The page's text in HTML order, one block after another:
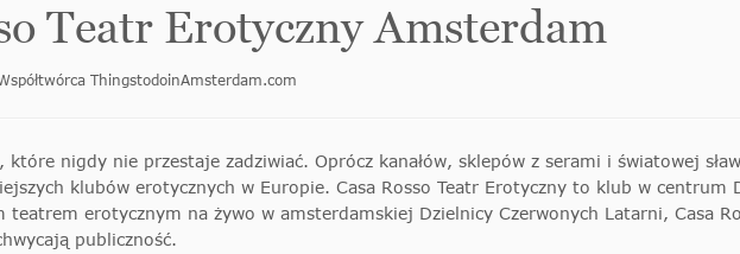
Teatr Erotyczny Amsterdam
ThingstodoinAmsterdam.com
nigdy nie przestaje zadziwiać. Oprócz kanałów, sklepów z serami i światowej
klubów erotycznych w Europie. Casa Rosso Teatr Erotyczny to klub w centrum
erotycznym na żywo w amsterdamskiej Dzielnicy Czerwonych Latarni, Casa
publiczność.